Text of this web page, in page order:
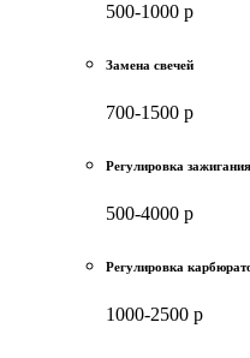
500-1000 р
Замена свечей
700-1500 р
Регулировка зажигания
500-4000 р
Регулировка
1000-2500 р